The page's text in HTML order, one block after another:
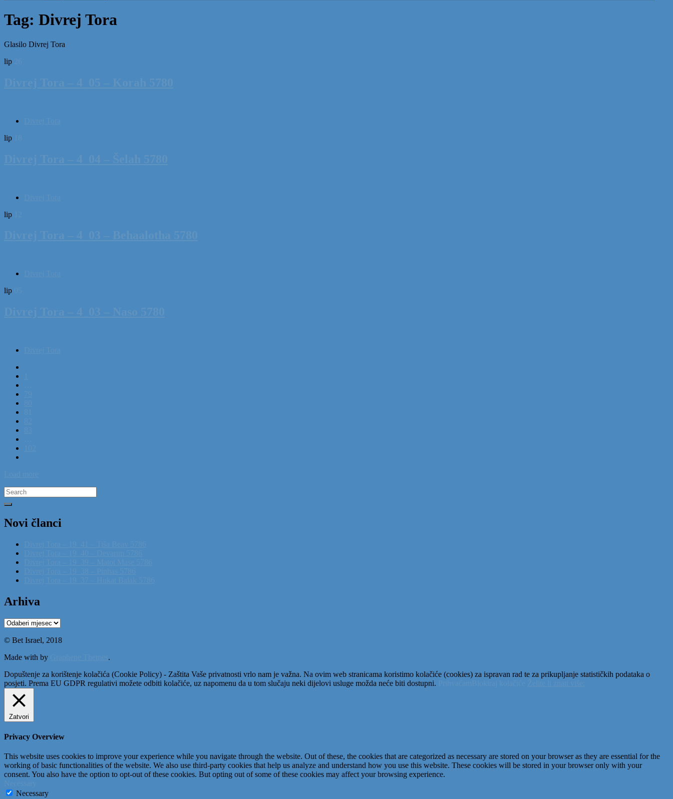
Tag: Divrej Tora
Glasilo Divrej Tora
lip
lip
lip
lip
Search
for:
Novi članci
Arhiva
Arhiva
© Bet Israel, 2018
Made with by
.
Dopuštenje za korištenje kolačića (Cookie Policy) - Zaštita Vaše privatnosti vrlo nam je važna. Na ovim web stranicama koristimo kolačiće (cookies) za ispravan rad te za prikupljanje statističkih podataka o
posjeti. Prema EU GDPR regulativi možete odbiti kolačiće, uz napomenu da u tom slučaju neki dijelovi usluge možda neće biti dostupni.
Zatvori
Privacy Overview
This website uses cookies to improve your experience while you navigate through the website. Out of these, the cookies that are categorized as necessary are stored on your browser as they are essential for the
working of basic functionalities of the website. We also use third-party cookies that help us analyze and understand how you use this website. These cookies will be stored in your browser only with your
consent. You also have the option to opt-out of these cookies. But opting out of some of these cookies may affect your browsing experience.
Necessary